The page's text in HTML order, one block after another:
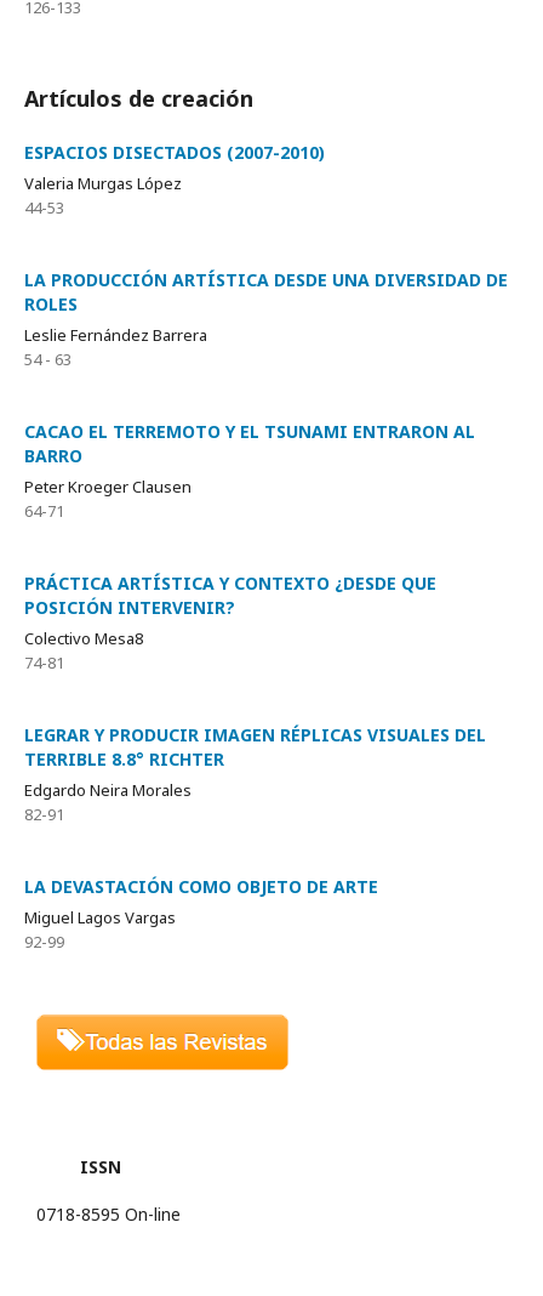
126-133
Artículos de creación
ESPACIOS DISECTADOS (2007-2010)
Valeria Murgas López
44-53
LA PRODUCCIÓN ARTÍSTICA DESDE UNA DIVERSIDAD DE
ROLES
Leslie Fernández Barrera
54 - 63
CACAO EL TERREMOTO Y EL TSUNAMI ENTRARON AL
BARRO
Peter Kroeger Clausen
64-71
PRÁCTICA ARTÍSTICA Y CONTEXTO ¿DESDE QUE
POSICIÓN INTERVENIR?
Colectivo Mesa8
74-81
LEGRAR Y PRODUCIR IMAGEN RÉPLICAS VISUALES DEL
TERRIBLE 8.8° RICHTER
Edgardo Neira Morales
82-91
LA DEVASTACIÓN COMO OBJETO DE ARTE
Miguel Lagos Vargas
92-99
ISSN
0718-8595 On-line